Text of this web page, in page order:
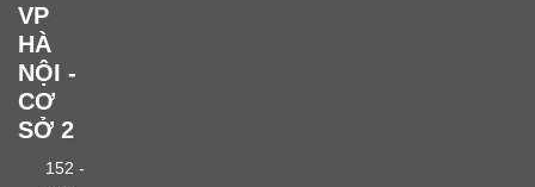
VP
HÀ
NỘI -
CƠ
SỞ 2
152 -